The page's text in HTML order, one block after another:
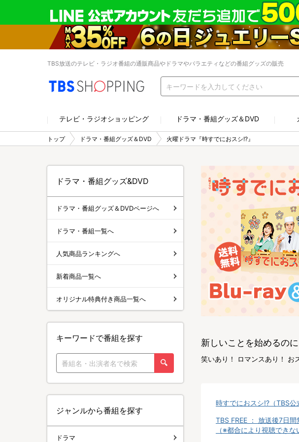
TBS放送のテレビ・ラジオ番組の通販商品やドラマやバラエティなどの番組グッズの販売
テレビ・ラジオショッピング ドラマ・番組グッズ＆DVD
トップ ドラマ・番組グッズ＆DVD 火曜ドラマ『時すでにおスシ!?』
新しいことを始めるの
笑いあり！ ロマンスあり！ お
時すでにおスシ!?（TBS公
TBS FREE ： 放送後7日間
（※都合により視聴でき
ドラマ・番組グッズ&DVD
ドラマ・番組グッズ＆DVDページへ
ドラマ・番組一覧へ
人気商品ランキングへ
新着商品一覧へ
オリジナル特典付き商品一覧へ
キーワードで番組を探す
ジャンルから番組を探す
ドラマ